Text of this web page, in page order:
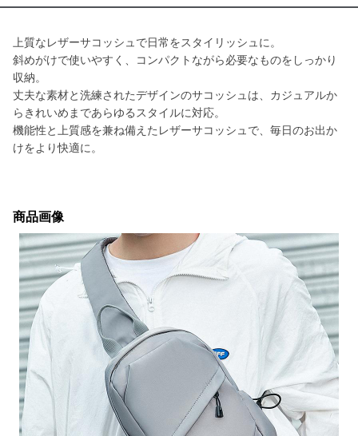
上質なレザーサコッシュで日常をスタイリッシュに。
斜めがけで使いやすく、コンパクトながら必要なものをしっかり
収納。
丈夫な素材と洗練されたデザインのサコッシュは、カジュアルか
らきれいめまであらゆるスタイルに対応。
機能性と上質感を兼ね備えたレザーサコッシュで、毎日のお出か
けをより快適に。
商品画像